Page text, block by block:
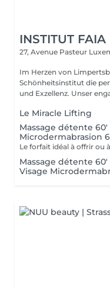
INSTITUT FAIA
27, Avenue Pasteur
Im Herzen von
Schönheitsinstitut die
und Exzellenz.
Le Miracle Lifting
Massage détente 60'
Microdermabrasion
Massage détente
Visage